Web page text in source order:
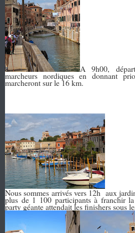
A 9h00,
marcheurs nordiques en donnant
marcheront sur le 16 km.
Nous sommes arrivés vers 12h aux
plus de 1 100 participants à franchir
party géante attendait les finishers sous